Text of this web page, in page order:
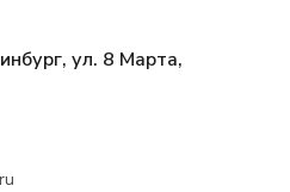
ул. 8 Марта,